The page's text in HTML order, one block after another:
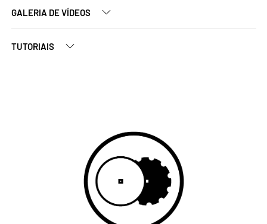
GALERIA DE VÍDEOS
TUTORIAIS